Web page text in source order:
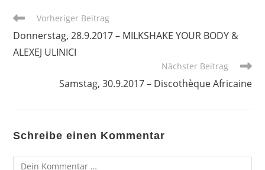
Weitere
ansehen
Vorheriger Beitrag
Donnerstag, 28.9.2017 – MILKSHAKE YOUR BODY &
ALEXEJ ULINICI
Nächster Beitrag
Samstag, 30.9.2017 – Discothèque Africaine
Schreibe einen Kommentar
Kommentar